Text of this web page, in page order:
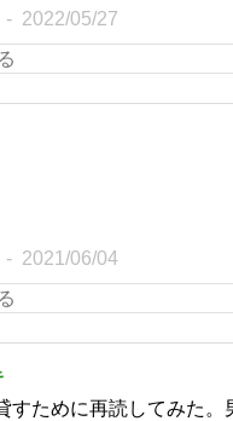
2022/05/27
2021/06/04
すために再読してみた。